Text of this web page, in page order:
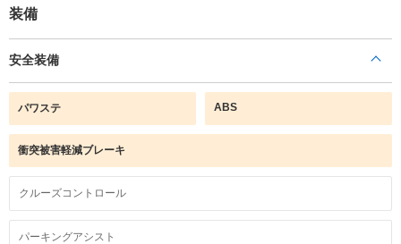
装備
安全装備
パワステ ABS
衝突被害軽減ブレーキ
クルーズコントロール
パーキングアシスト